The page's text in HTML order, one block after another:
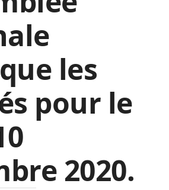
les
pour le
2020.